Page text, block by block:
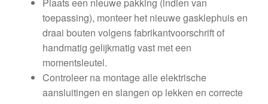
toepassing), monteer het nieuwe gasklephuis en
draai bouten volgens fabrikantvoorschrift of
handmatig gelijkmatig vast met een
momentsleutel.
Controleer na montage alle elektrische
aansluitingen en slangen op lekken en correcte